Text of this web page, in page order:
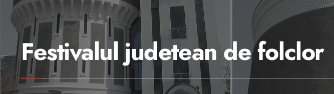
Festivalul judetean de folclor